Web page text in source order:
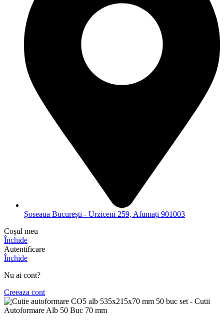
Șoseaua București - Urziceni 259, Afumați 901003
Coșul meu
Închide
Autentificare
Închide
Nu ai cont?
Creeaza cont